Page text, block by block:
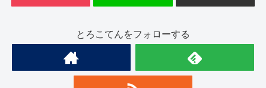
とろこてんをフォローする